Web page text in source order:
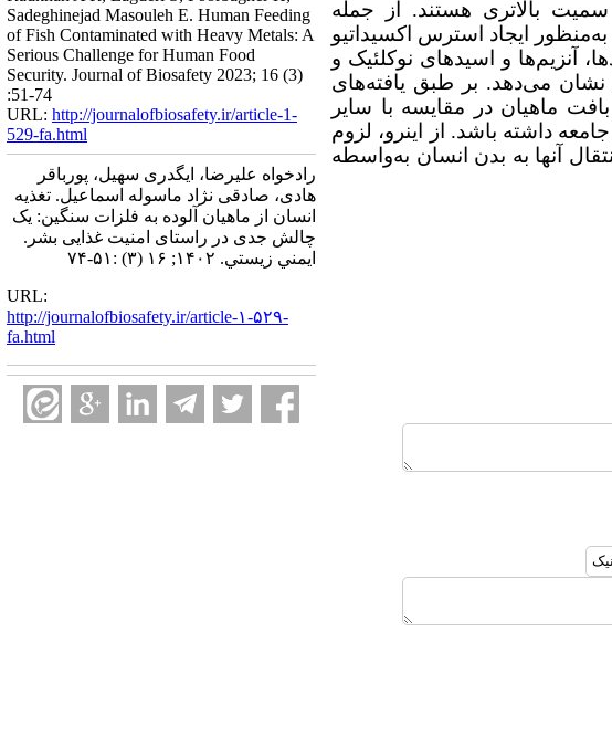
بالاتری هستند. از جمله
ایجاد استرس اکسیداتیو
آنزیم‌ها و اسیدهای نوکلئیک و
می‌دهد. بر طبق یافته‌های
ماهیان در مقایسه با سایر
داشته باشد. از اینرو، لزوم
آنها به بدن انسان به‌واسطه
Sadeghinejad Masouleh E. Human Feeding
of Fish Contaminated with Heavy Metals: A
Serious Challenge for Human Food
Security. Journal of Biosafety 2023; 16 (3)
:51-74
URL: http://journalofbiosafety.ir/article-1-
529-fa.html
رادخواه علیرضا، ایگدری سهیل، پورباقر
هادی، صادقی نژاد ماسوله اسماعیل. تغذیه
انسان از ماهیان آلوده به فلزات سنگین: یک
چالش جدی در راستای امنیت غذایی بشر.
ايمني زيستي. ۱۴۰۲; ۱۶ (۳) :۵۱-۷۴
URL:
http://journalofbiosafety.ir/article-۱-۵۲۹-
fa.html